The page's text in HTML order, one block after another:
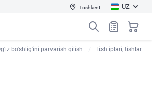
Toshkent UZ
bo'shlig'ini parvarish qilish Tish iplari, tishlar